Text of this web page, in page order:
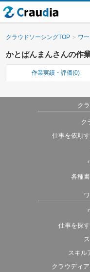
クラウドソーシングTOP ワ
かとぱんまんさんの作
作業実績・評価(0)
ク
ク
仕事を依頼
各種
仕事を探
スキル
クラウディ